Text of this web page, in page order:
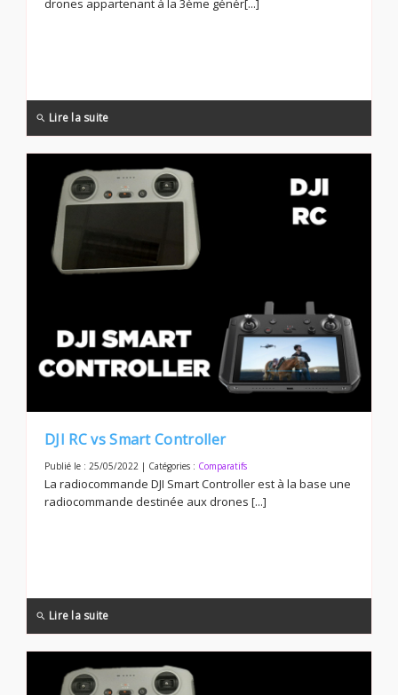
drones appartenant à la 3ème génér[...]
search Lire la suite
DJI RC vs Smart Controller
Publié le : 25/05/2022 | Catégories : Comparatifs
La radiocommande DJI Smart Controller est à la base une
radiocommande destinée aux drones [...]
search Lire la suite